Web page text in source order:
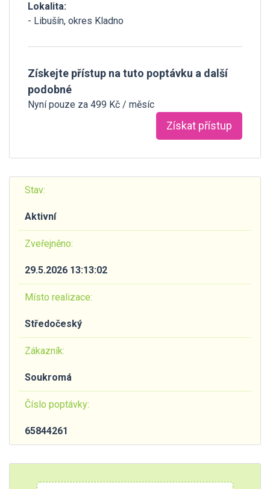
Lokalita:
- Libušín, okres Kladno
Získejte přístup na tuto poptávku a další
podobné
Nyní pouze za 499 Kč / měsíc
Získat přístup
Stav:
Aktivní
Zveřejněno:
29.5.2026 13:13:02
Místo realizace:
Středočeský
Zákazník:
Soukromá
Číslo poptávky:
65844261